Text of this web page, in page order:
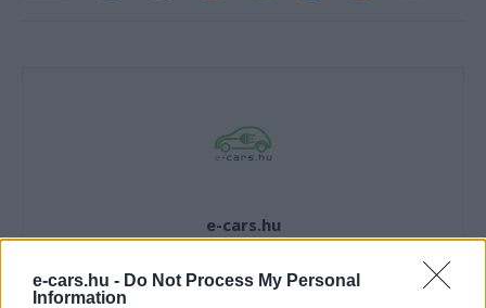
e-cars.hu - Do Not Process My Personal
Information
e-cars.hu
Érdekelnek a legfrissebb hírek az e-autók világából, vagy
foglalkoztatnak a legújabb fejlesztések az elektromosság és a